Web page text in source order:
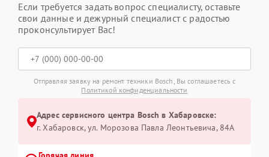
Если требуется задать вопрос специалисту, оставьте
свои данные и дежурный специалист с радостью
проконсультирует Вас!
Отправляя заявку на ремонт техники Bosch, Вы соглашаетесь с
Политикой конфиденциальности
Адрес сервисного центра Bosch в Хабаровске:
г. Хабаровск, ул. Морозова Павла Леонтьевича, 84А